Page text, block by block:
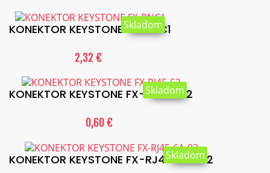
KONEKTOR KEYSTONE FX-BNC1
2,32 €
Skladom
KONEKTOR KEYSTONE FX-RJ45-52
0,60 €
Skladom
KONEKTOR KEYSTONE FX-RJ45-6A-02
Skladom